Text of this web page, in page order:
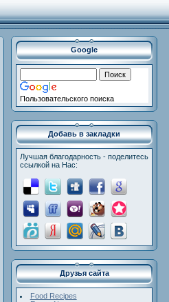
Google
Пользовательского поиска
Добавь в закладки
Лучшая благодарность - поделитесь
ссылкой на Нас:
Друзья сайта
Food Recipes